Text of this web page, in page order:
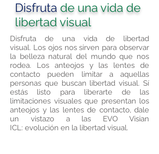
Disfruta de una vida de
libertad visual
Disfruta de una vida de libertad
visual. Los ojos nos sirven para observar
la belleza natural del mundo que nos
rodea. Los anteojos y las lentes de
contacto pueden limitar a aquellas
personas que buscan libertad visual. Sí
estás listo para liberarte de las
limitaciones visuales que presentan los
anteojos y las lentes de contacto, dale
un vistazo a las EVO Visian
ICL: evolución en la libertad visual.